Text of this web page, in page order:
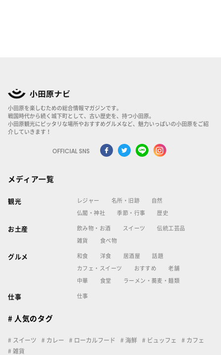
小田原を楽しむための総合情報マガジンです。
戦国時代から続く城下町として、古い歴史を、持つ小田原。
小田原観光にピッタリな場所やおすすめグルメなど、魅力いっぱいの小田原をご紹
介していきます！
OFFICIAL SNS
メディア一覧
観光 レジャー 名所・旧跡 自然
仏閣・神社 季節・行事 歴史
お土産 飲み物・お酒 スイーツ 伝統工芸品
雑貨 食べ物
グルメ 和食 洋食 居酒屋 話題
カフェ・スイーツ おすすめ 老舗
中華 食堂 ラーメン・蕎麦・麺類
仕事 仕事
# 人気のタグ
スイーツ カレー ローカルフード 海鮮 ビュッフェ
カフェ
雑貨